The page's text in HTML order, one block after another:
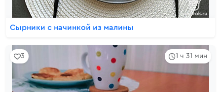
Сырники с начинкой из малины
1 ч 31 мин
3